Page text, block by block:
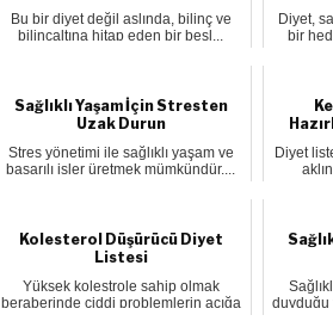
Bu bir diyet değil aslında, bilinç ve
bilinçaltına hitap eden bir besl...
Diyet,
bir
Sağlıklı Yaşam İçin Stresten
Uzak Durun
Stres yönetimi ile sağlıklı yaşam ve
başarılı işler üretmek mümkündür....
Diyet
Kolesterol Düşürücü Diyet
Listesi
Yüksek kolestrole sahip olmak
beraberinde ciddi problemlerin açığa
duyduğu